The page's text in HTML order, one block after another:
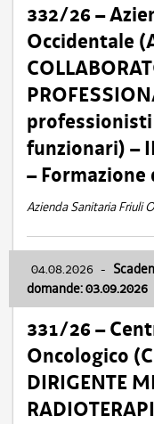
332/26 –
Occidentale
funzionari) –
–
Azienda Sanitaria Friuli
04.08.2026 -
domande: 03.09.2026
331/26 –
Oncologico
DIRIGENTE